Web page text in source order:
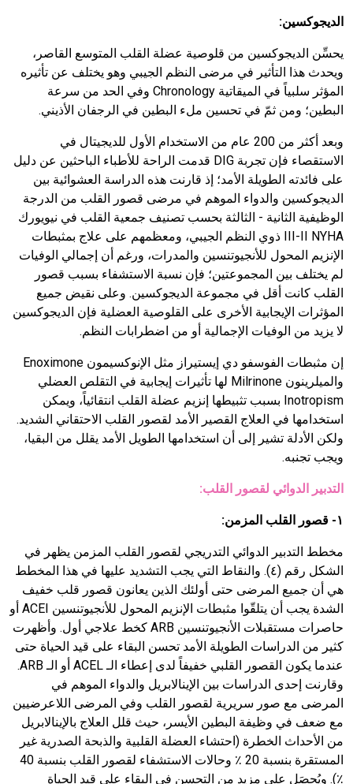
الديجوكسين:
يحسِّن الديجوكسين من قلوصية عضلة القلب المتوسع القاصر،
ويحدث هذا التأثير في مرضى النظم الجيبي وهو يختلف عن تأثيره
المؤثر سلبياً في الميقاتية Chronology وفي الحد من سرعة
البطين؛ ومن ثمّ في تحسين ملء البطين في الرجفان الأذيني.
وبعد أكثر من 200 عام من الاستخدام الأول للديجيتال في
الاستقصاء فإن تجربة DIG قدمت الراحة للأطباء الباحثين عن دليل
على فائدته الطويلة الأمد؛ إذ قارنت هذه الدراسة العشوائية بين
الديجوكسين والدواء الموهم في مرضى قصور القلب من الدرجة
الوظيفية الثانية - الثالثة بحسب تصنيف جمعية القلب في نيويورك
III-II NYHA ذوي النظم الجيبي، ومعظمهم على علاج بمثبطات
الإنزيم المحول للأنجيوتنسين والمدرات، ورغم أن إجمالي الوفيات
لم يختلف بين المجموعتين؛ فإن نسبة الاستشفاء بسبب قصور
القلب كانت أقل في مجموعة الديجوكسين. وعلى نقيض جميع
المؤثرات الإيجابية الأخرى على القلوصية العضلية فإن الديجوكسين
لا يزيد من الوفيات الإجمالية أو من اضطرابات النظم.
إن مثبطات الفوسفو دي إيستيراز مثل الإنوكسيمون Enoximone
والميلرينون Milrinone لها تأثيرات إيجابية في التقلص العضلي
Inotropism بسبب تثبيطها إنزيم عضلة القلب انتقائياً، ويمكن
استخدامها في العلاج القصير الأمد لقصور القلب الاحتقاني الشديد.
ولكن الأدلة تشير إلى أن استخدامها الطويل الأمد يقلل من البقيا،
ويجب تجنبه.
التدبير الدوائي لقصور القلب:
١- قصور القلب المزمن:
مخطط التدبير الدوائي التدريجي لقصور القلب المزمن يظهر في
الشكل رقم (٤). والنقاط التي يجب التشديد عليها في هذا المخطط
هي أن جميع المرضى حتى أولئك الذين يعانون قصور قلب خفيف
الشدة يجب أن يتلقّوا مثبطات الإنزيم المحول للأنجيوتنسين ACEI أو
حاصرات مستقبلات الأنجيوتنسين ARB كخط علاجي أول. وأظهرت
كثير من الدراسات الطويلة الأمد تحسن البقاء على قيد الحياة حتى
عندما يكون القصور القلبي خفيفاً لدى إعطاء الـACEL أو الـARB
.
وقارنت إحدى الدراسات بين الإينالابريل والدواء الموهم في
المرضى مع صور سريرية لقصور القلب وفي المرضى اللاعرضيين
مع ضعف في وظيفة البطين الأيسر، حيث قلل العلاج بالإينالابريل
من الأحداث الخطرة (احتشاء العضلة القلبية والذبحة الصدرية غير
المستقرة بنسبة 20 ٪ وحالات الاستشفاء لقصور القلب بنسبة 40
٪). ويُحصَل على مزيد من التحسن في البقاء على قيد الحياة